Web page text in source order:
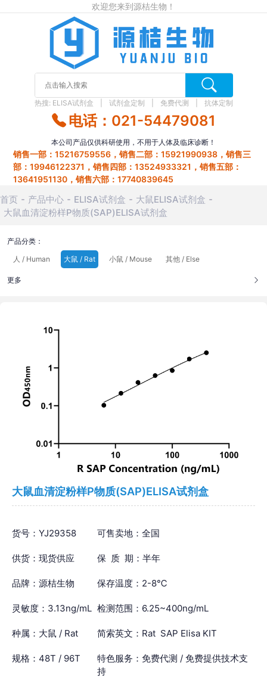
欢迎您来到源桔生物！
热搜: ELISA试剂盒 试剂盒定制 免费代测 抗体定制
电话：021-54479081
本公司产品仅供科研使用，不用于人体及临床诊断！
销售一部：15216759556，销售二部：15921990938，销售三
部：19946122371，销售四部：13524933321，销售五部：
13641951130，销售六部：17740839645
首页 产品中心 ELISA试剂盒
大鼠ELISA试剂盒
大鼠血清淀粉样P物质(SAP)ELISA试剂盒
产品分类：
人 / Human
大鼠 / Rat 小鼠 / Mouse 其他 / Else
更多
大鼠血清淀粉样P物质(SAP)ELISA试剂盒
货号：YJ29358 可售卖地：全国
供货：现货供应 保 质 期：半年
品牌：源桔生物 保存温度：2-8℃
灵敏度：3.13ng/mL 检测范围：6.25~400ng/mL
种属：大鼠 / Rat 简索英文：Rat SAP Elisa KIT
规格：48T / 96T
特色服务：免费代测 / 免费提供技术支
持